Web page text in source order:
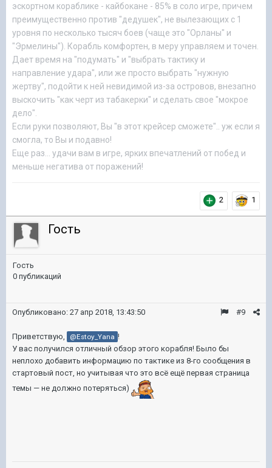
эскортном кораблике - кайбокане - 85% в соло игре, причем
преимущественно против "дедушек", не вылезающих с 1
уровня по несколько тысяч боев (чаще это "Орланы" и
"Эрмелины"). Корабль комфортен, в меру управляем и точен.
Дает время на "подумать" и "выбрать тактику и
направление удара", или же просто выбрать "нужную
жертву", подойти к ней невидимой из-за островов, внезапно
выскочить "как черт из табакерки" и сделать свое "мокрое
дело".
Если руки позволяют, Вы "в этот крейсер сможете".. уж если я
смогла, то Вы и подавно!
Еще раз... удачи вам в игре, ярких впечатлений от побед и
меньше негатива от поражений!
2 1
Гость
Гость
0 публикаций
#9
Опубликовано: 27 апр 2018, 13:43:50
Приветствую, @Estoy_Yana !
У вас получился отличный обзор этого корабля! Было бы
неплохо добавить информацию по тактике из 8-го сообщения в
стартовый пост, но учитывая что это всё ещё первая страница
темы — не должно потеряться)